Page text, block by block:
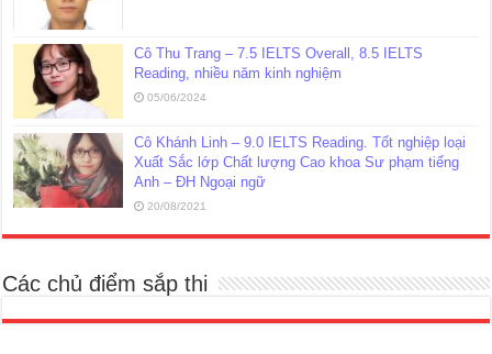
Cô Thu Trang – 7.5 IELTS Overall, 8.5 IELTS
Reading, nhiều năm kinh nghiệm
05/06/2024
Cô Khánh Linh – 9.0 IELTS Reading. Tốt nghiệp loại
Xuất Sắc lớp Chất lượng Cao khoa Sư phạm tiếng
Anh – ĐH Ngoại ngữ
20/08/2021
Các chủ điểm sắp thi